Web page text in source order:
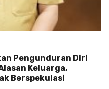
Pengunduran Diri
Keluarga,
Berspekulasi